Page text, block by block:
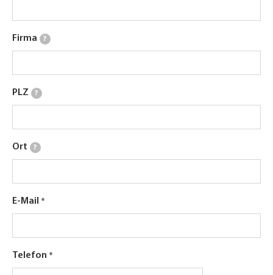
Firma ?
PLZ ?
Ort ?
E-Mail
Telefon